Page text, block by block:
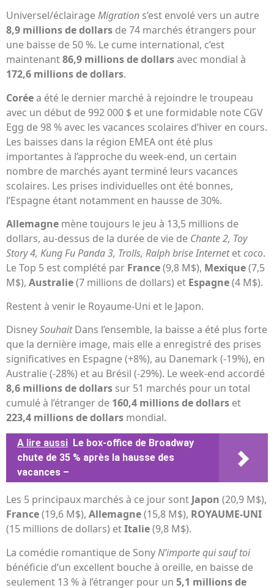
Universel/éclairageMigration s’est envolé vers un autre
8,9 millions de dollars de 74 marchés étrangers pour
une baisse de 50 %. Le cume international, c’est
maintenant86,9 millions de dollarsavec mondial à
172,6 millions de dollars.
Coréea été le dernier marché à rejoindre le troupeau
avec un début de 992 000 $ et une formidable note CGV
Egg de 98 % avec les vacances scolaires d’hiver en cours.
Les baisses dans la région EMEA ont été plus
importantes à l’approche du week-end, un certain
nombre de marchés ayant terminé leurs vacances
scolaires. Les prises individuelles ont été bonnes,
l’Espagne étant notamment en hausse de 30%.
Allemagne mène toujours le jeu à 13,5 millions de
dollars, au-dessus de la durée de vie de Chante 2, Toy
Story 4, Kung Fu Panda 3, Trolls, Ralph brise Internetetcoco.
Le Top 5 est complété par France(9,8 M$), Mexique(7,5
M$), Australie(7 millions de dollars) et Espagne(4 M$).
Restent à venir le Royaume-Uni et le Japon.
DisneySouhaitDans l’ensemble, la baisse a été plus forte
que la dernière image, mais elle a enregistré des prises
significatives en Espagne (+8%), au Danemark (-19%), en
Australie (-28%) et au Brésil (-29%). Le week-end accordé
8,6 millions de dollars sur 51 marchés pour un total
cumulé à l’étranger de 160,4 millions de dollars et
223,4 millions de dollars mondial.
A lire aussi Le box-office de Broadway
chute de 35 % après la hausse des
vacances –
Les 5 principaux marchés à ce jour sont Japon (20,9 M$),
France(19,6 M$), Allemagne(15,8 M$), ROYAUME-UNI
(15 millions de dollars) etItalie(9,8 M$).
La comédie romantique de SonyN’importe qui sauf toi
bénéficie d’un excellent bouche à oreille, en baisse de
seulement 13 % à l’étranger pour un 5,1 millions de